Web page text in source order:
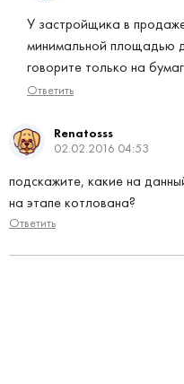
У застройщика в
минимальной площадью
говорите только на
Ответить
Renatosss
02.02.2016 04:53
подскажите, какие на
на этапе котлована?
Ответить